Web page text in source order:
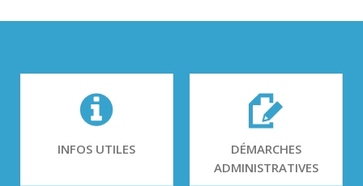
INFOS UTILES
DÉMARCHES
ADMINISTRATIVES